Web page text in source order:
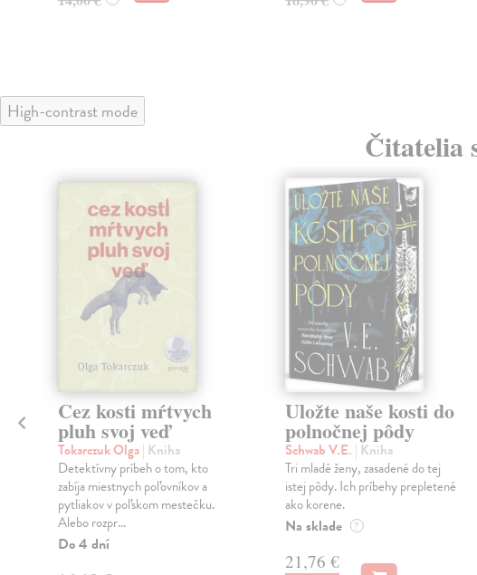
High-contrast mode
Čitatelia
Cez kosti mŕtvych
pluh svoj veď
Tokarczuk Olga| Kniha
Detektívny príbeh o tom, kto
zabíja miestnych poľovníkov a
pytliakov v poľskom mestečku.
Alebo rozpr...
Do 4 dní
Uložte naše kosti do
polnočnej pôdy
Schwab V.E. | Kniha
Tri mladé ženy, zasadené do tej
istej pôdy. Ich príbehy prepletené
ako korene.
Na sklade ?
21,76 €